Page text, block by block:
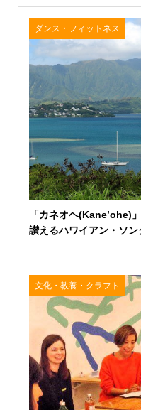
ダンス・フィットネス
「カネオヘ(Kane’ohe)
讃えるハワイアン・ソン
文化・教養・クラフト